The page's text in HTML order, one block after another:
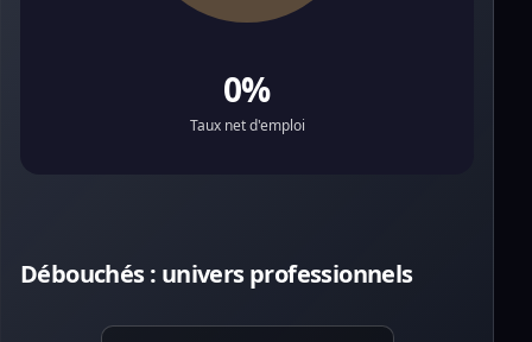
0%
Taux net d'emploi
Débouchés : univers professionnels